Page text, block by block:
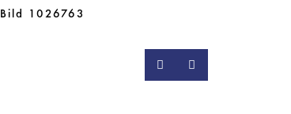
Bild 1026763